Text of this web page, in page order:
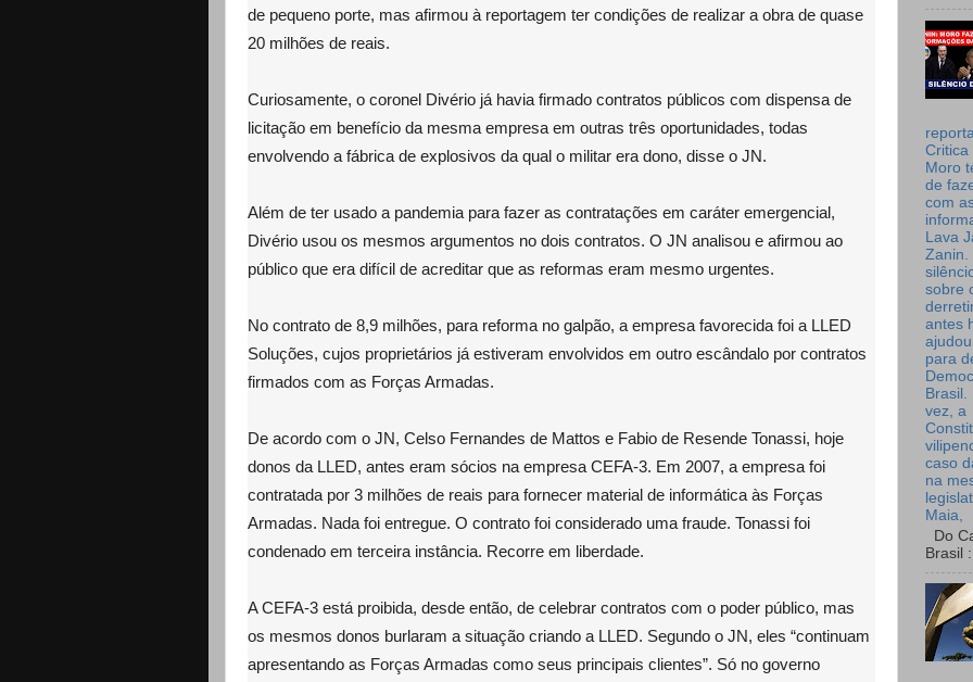
de pequeno porte, mas afirmou à reportagem ter condições de realizar a obra de quase
20 milhões de reais.
Curiosamente, o coronel Divério já havia firmado contratos públicos com dispensa de
licitação em benefício da mesma empresa em outras três oportunidades, todas
envolvendo a fábrica de explosivos da qual o militar era dono, disse o JN.
Além de ter usado a pandemia para fazer as contratações em caráter emergencial,
Divério usou os mesmos argumentos no dois contratos. O JN analisou e afirmou ao
público que era difícil de acreditar que as reformas eram mesmo urgentes.
No contrato de 8,9 milhões, para reforma no galpão, a empresa favorecida foi a LLED
Soluções, cujos proprietários já estiveram envolvidos em outro escândalo por contratos
firmados com as Forças Armadas.
De acordo com o JN, Celso Fernandes de Mattos e Fabio de Resende Tonassi, hoje
donos da LLED, antes eram sócios na empresa CEFA-3. Em 2007, a empresa foi
contratada por 3 milhões de reais para fornecer material de informática às Forças
Armadas. Nada foi entregue. O contrato foi considerado uma fraude. Tonassi foi
condenado em terceira instância. Recorre em liberdade.
A CEFA-3 está proibida, desde então, de celebrar contratos com o poder público, mas
os mesmos donos burlaram a situação criando a LLED. Segundo o JN, eles “continuam
apresentando as Forças Armadas como seus principais clientes”. Só no governo
Critica
Moro
de
com
Lava
Zanin.
sobre
antes
para
Brasil.
vez, a
caso
na
Maia,
Do
Brasil :